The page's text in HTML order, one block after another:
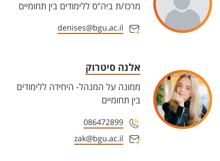
מרכז/ת ביה"ס ללימודים בין תחומיים
denises@bgu.ac.il
אלנה סיטרוק
ממונה על המנהל- היחידה ללימודים
בין תחומיים
086472899
zak@bgu.ac.il